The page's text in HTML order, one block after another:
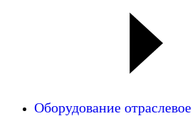
Оборудование отраслевое